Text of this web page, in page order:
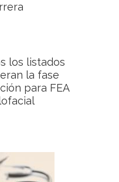
los listados
la fase
para FEA